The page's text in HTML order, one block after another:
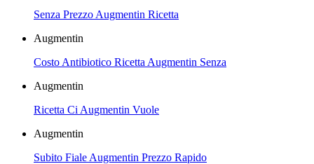
Senza Prezzo Augmentin Ricetta
Augmentin
Costo Antibiotico Ricetta Augmentin Senza
Augmentin
Ricetta Ci Augmentin Vuole
Augmentin
Subito Fiale Augmentin Prezzo Rapido